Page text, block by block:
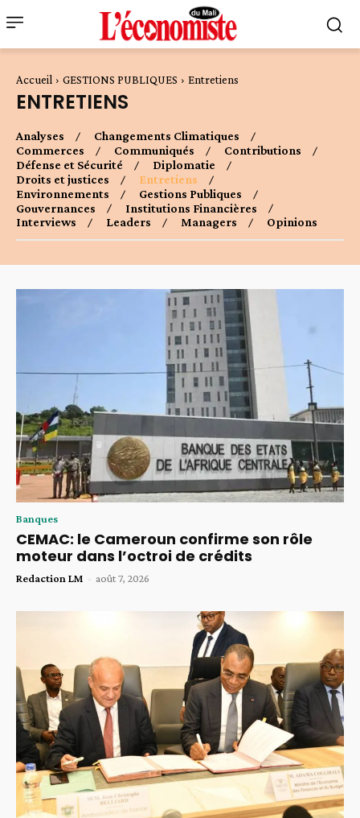
Accueil GESTIONS PUBLIQUES Entretiens
ENTRETIENS
Analyses
Changements Climatiques
Commerces
Communiqués
Contributions
Défense et Sécurité
Diplomatie
Droits et justices
Entretiens
Environnements
Gestions Publiques
Gouvernances
Institutions Financières
Interviews
Leaders Managers Opinions
Banques
CEMAC: le Cameroun confirme son rôle
moteur dans l’octroi de crédits
Redaction LM - août 7, 2026